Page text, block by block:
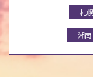
札幌
湘南